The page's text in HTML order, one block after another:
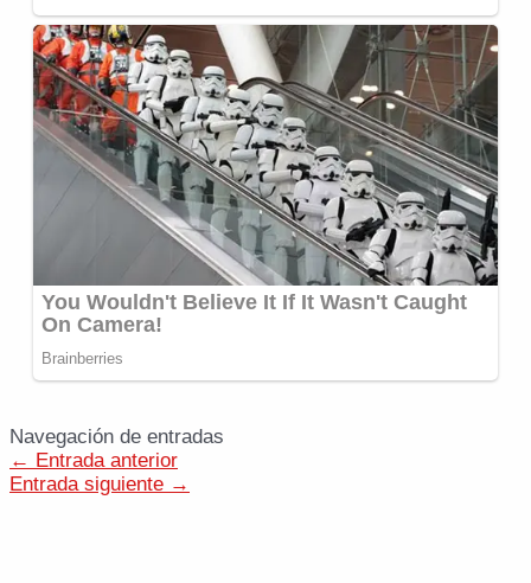
Navegación de entradas
← Entrada anterior
Entrada siguiente →